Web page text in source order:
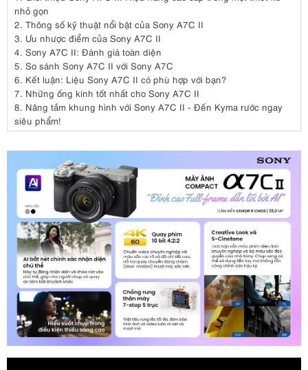
nhỏ gọn
2. Thông số kỹ thuật nổi bật của Sony A7C II
3. Ưu nhược điểm của Sony A7C II
4. Sony A7C II: Đánh giá toàn diện
5. So sánh Sony A7C II với Sony A7C
6. Kết luận: Liệu Sony A7C II có phù hợp với bạn?
7. Những ống kính tốt nhất cho Sony A7C II
8. Nâng tầm khung hình với Sony A7C II - Đến Kyma rước ngay
siêu phẩm!